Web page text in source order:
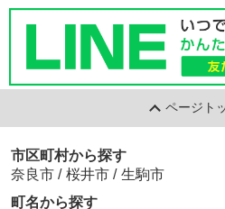
ページト
市区町村から探す
奈良市 / 桜井市 / 生駒市
町名から探す